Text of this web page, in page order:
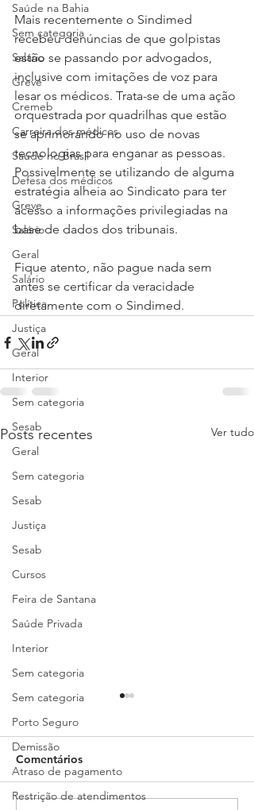
Saúde na Bahia
Sem categoria
Salário
Greve
Cremeb
Carreira dos médicos
Saúde no Brasil
Defesa dos médicos
Greve
Salário
Geral
Salário
Política
Justiça
Geral
Interior
Sem categoria
Sesab
Geral
Sem categoria
Sesab
Justiça
Sesab
Cursos
Feira de Santana
Saúde Privada
Interior
Sem categoria
Sem categoria
Porto Seguro
Demissão
Atraso de pagamento
Restrição de atendimentos
Mais recentemente o Sindimed
recebeu denúncias de que golpistas
estão se passando por advogados,
inclusive com imitações de voz para
lesar os médicos. Trata-se de uma ação
orquestrada por quadrilhas que estão
se aprimorando no uso de novas
tecnologias para enganar as pessoas.
Possivelmente se utilizando de alguma
estratégia alheia ao Sindicato para ter
acesso a informações privilegiadas na
base de dados dos tribunais.
Fique atento, não pague nada sem
antes se certificar da veracidade
diretamente com o Sindimed.
Posts recentes Ver tudo
Comentários